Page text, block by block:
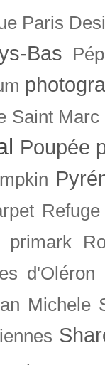
Paris
Bas
Saint Marc
Poupée
Refuge
primark
d'Oléron
Michele